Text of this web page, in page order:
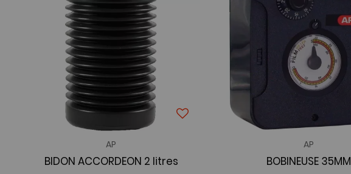
AP
BIDON ACCORDEON 2 litres
AP
BOBINEUSE 35MM